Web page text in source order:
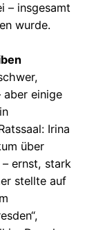
– insgesamt
wurde.
aber einige
Irina
über
ernst, stark
stellte auf